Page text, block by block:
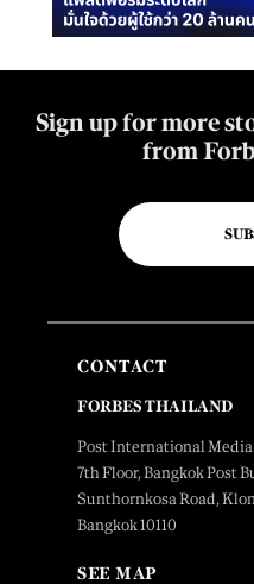
Sign up for more
from
CONTACT
FORBES THAILAND
Post International Media
7th Floor, Bangkok Post
Sunthornkosa Road,
Bangkok 10110
SEE MAP